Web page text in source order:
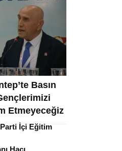
Basın
Etmeyeceğiz
İçi Eğitim
Hacı